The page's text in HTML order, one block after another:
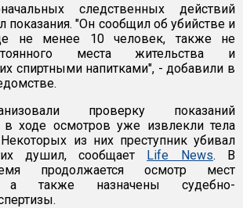
следственных действий
показания. "Он сообщил об убийстве и
не менее 10 человек, также не
места жительства и
спиртными напитками", - добавили в
проверку показаний
в ходе осмотров уже извлекли тела
из них преступник убивал
душил, сообщает Life News. В
продолжается осмотр мест
а также назначены судебно-